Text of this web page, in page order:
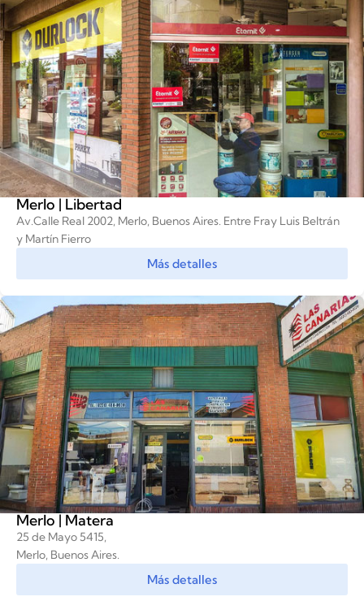
Merlo | Libertad
Av.Calle Real 2002, Merlo, Buenos Aires. Entre Fray Luis Beltrán
y Martín Fierro
Más detalles
Merlo | Matera
25 de Mayo 5415,
Merlo, Buenos Aires.
Más detalles